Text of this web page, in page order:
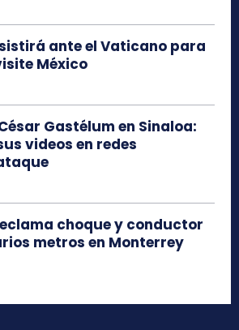
ante el Vaticano para
México
Gastélum en Sinaloa:
videos en redes
choque y conductor
metros en Monterrey